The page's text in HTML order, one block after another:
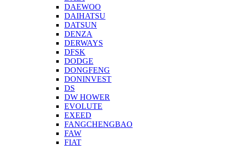
DAEWOO
DAIHATSU
DATSUN
DENZA
DERWAYS
DFSK
DODGE
DONGFENG
DONINVEST
DS
DW HOWER
EVOLUTE
EXEED
FANGCHENGBAO
FAW
FIAT